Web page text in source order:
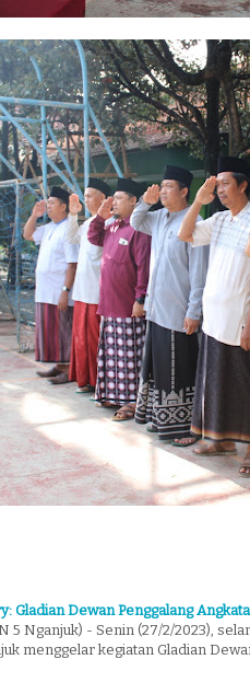
Gladian Dewan Penggalang
5 Nganjuk) - Senin (27/2/2023),
menggelar kegiatan Gladian